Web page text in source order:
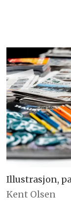
Illustrasjon,
Kent Olsen